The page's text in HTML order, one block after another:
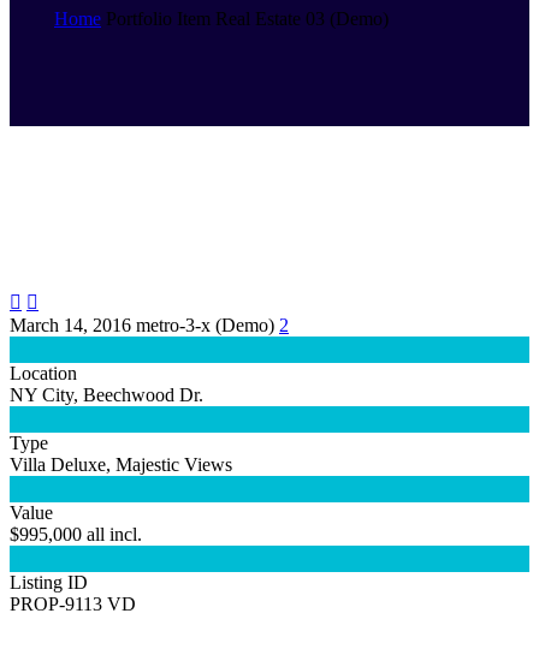
Home Portfolio Item Real Estate 03 (Demo)
 
March 14, 2016 metro-3-x (Demo) 2
Location
NY City, Beechwood Dr.
Type
Villa Deluxe, Majestic Views
Value
$995,000 all incl.
Listing ID
PROP-9113 VD